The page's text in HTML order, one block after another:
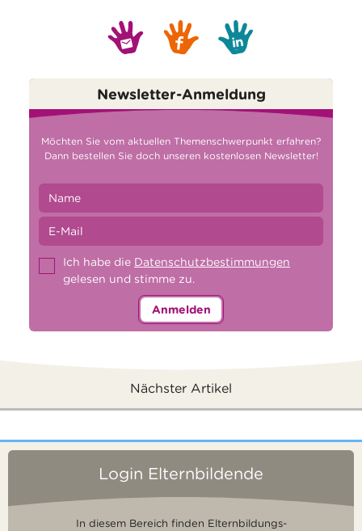
Newsletter-Anmeldung
Möchten Sie vom aktuellen Themenschwerpunkt erfahren?
Dann bestellen Sie doch unseren kostenlosen Newsletter!
Ich habe die Datenschutzbestimmungen
gelesen und stimme zu.
Anmelden
Nächster Artikel
Login Elternbildende
In diesem Bereich finden Elternbildungs-